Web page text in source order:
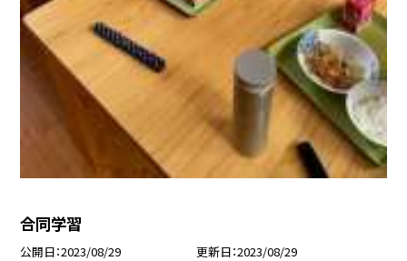
合同学習
公開日 2023/08/29 更新日 2023/08/29